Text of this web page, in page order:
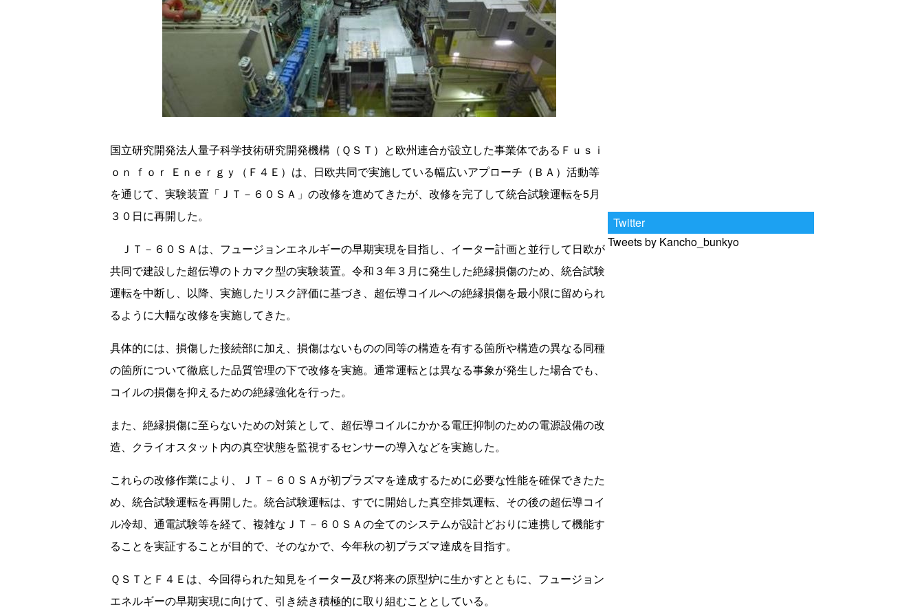
国立研究開発法人量子科学技術研究開発機構（ＱＳＴ）と欧州連合が設立した事業体であるＦｕｓｉ
ｏｎ ｆｏｒ Ｅｎｅｒｇｙ（Ｆ４Ｅ）は、日欧共同で実施している幅広いアプローチ（ＢＡ）活動等
を通じて、実験装置「ＪＴ－６０ＳＡ」の改修を進めてきたが、改修を完了して統合試験運転を5月
３０日に再開した。
ＪＴ－６０ＳＡは、フュージョンエネルギーの早期実現を目指し、イーター計画と並行して日欧が
共同で建設した超伝導のトカマク型の実験装置。令和３年３月に発生した絶縁損傷のため、統合試験
運転を中断し、以降、実施したリスク評価に基づき、超伝導コイルへの絶縁損傷を最小限に留められ
るように大幅な改修を実施してきた。
具体的には、損傷した接続部に加え、損傷はないものの同等の構造を有する箇所や構造の異なる同種
の箇所について徹底した品質管理の下で改修を実施。通常運転とは異なる事象が発生した場合でも、
コイルの損傷を抑えるための絶縁強化を行った。
また、絶縁損傷に至らないための対策として、超伝導コイルにかかる電圧抑制のための電源設備の改
造、クライオスタット内の真空状態を監視するセンサーの導入などを実施した。
これらの改修作業により、ＪＴ－６０ＳＡが初プラズマを達成するために必要な性能を確保できたた
め、統合試験運転を再開した。統合試験運転は、すでに開始した真空排気運転、その後の超伝導コイ
ル冷却、通電試験等を経て、複雑なＪＴ－６０ＳＡの全てのシステムが設計どおりに連携して機能す
ることを実証することが目的で、そのなかで、今年秋の初プラズマ達成を目指す。
ＱＳＴとＦ４Ｅは、今回得られた知見をイーター及び将来の原型炉に生かすとともに、フュージョン
エネルギーの早期実現に向けて、引き続き積極的に取り組むこととしている。
Twitter
Tweets by Kancho_bunkyo